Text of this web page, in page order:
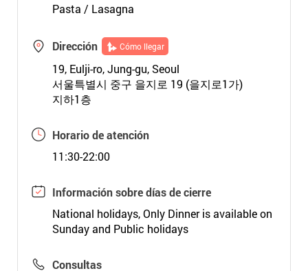
Pasta / Lasagna
Dirección Cómo llegar
19, Eulji-ro, Jung-gu, Seoul
서울특별시 중구 을지로 19 (을지로1가)
지하1층
Horario de atención
11:30-22:00
Información sobre días de cierre
National holidays, Only Dinner is available on
Sunday and Public holidays
Consultas